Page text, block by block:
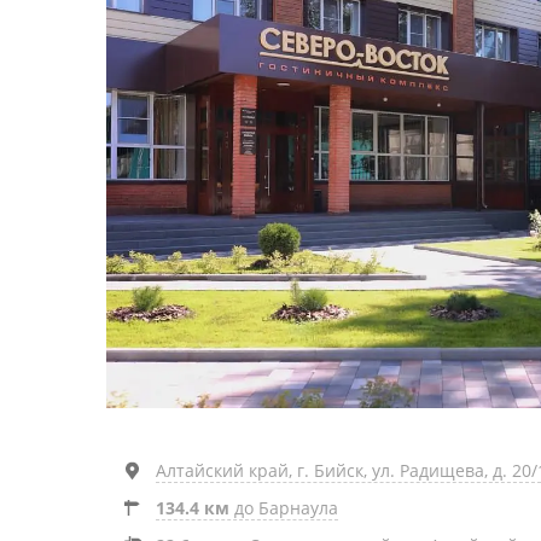
Алтайский край, г. Бийск, ул. Радищева, д. 20/
134.4 км до Барнаула